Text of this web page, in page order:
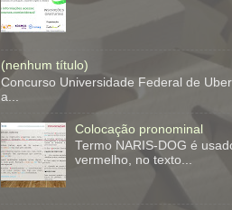
(nenhum título)
Concurso Universidade Federal de
a...
Colocação pronominal
Termo NARIS-DOG é
vermelho, no texto...